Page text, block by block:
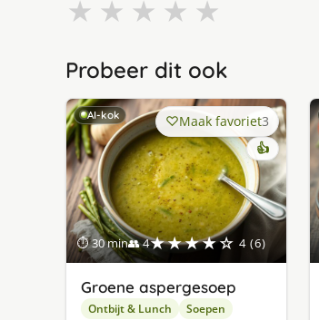
★ ★ ★ ★ ★
Probeer dit ook
AI-kok
⏱ 30 min👥 4★★★★☆ 4 (6)
Maak favoriet3
👍
Groene aspergesoep
Ontbijt & Lunch Soepen